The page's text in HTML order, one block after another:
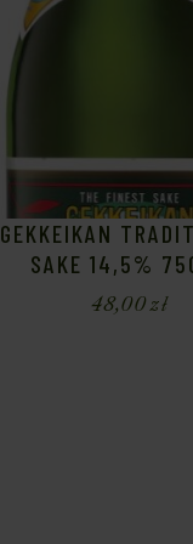
GEKKEIKAN
SAKE 14,5%
48,00zł